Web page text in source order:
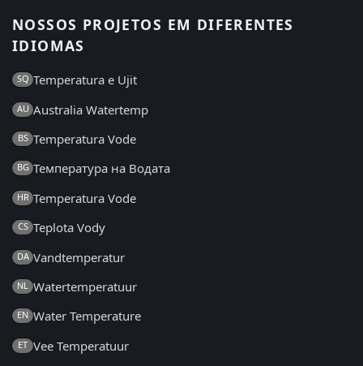
NOSSOS PROJETOS EM DIFERENTES
IDIOMAS
SQ Temperatura e Ujit
AU Australia Watertemp
BS Temperatura Vode
BG Температура на Водата
HR Temperatura Vode
CS Teplota Vody
DA Vandtemperatur
NL Watertemperatuur
EN Water Temperature
ET Vee Temperatuur